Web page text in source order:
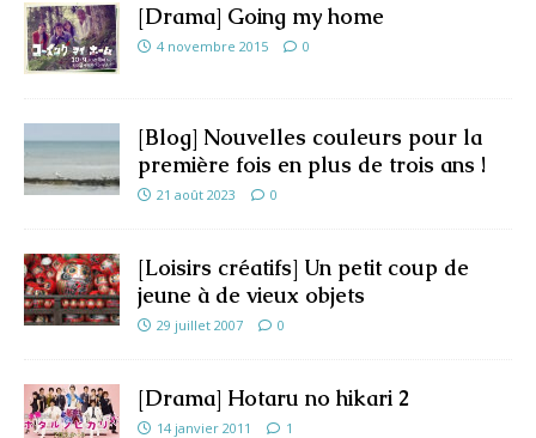
[Drama] Going my home
4 novembre 2015 0
[Blog] Nouvelles couleurs pour la
première fois en plus de trois ans !
21 août 2023 0
[Loisirs créatifs] Un petit coup de
jeune à de vieux objets
29 juillet 2007 0
[Drama] Hotaru no hikari 2
14 janvier 2011 1